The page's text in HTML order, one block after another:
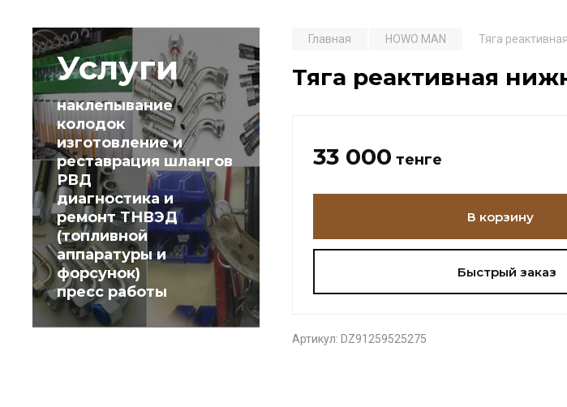
Услуги
наклепывание
колодок
изготовление и
реставрация шлангов
РВД
диагностика и
ремонт ТНВЭД
(топливной
аппаратуры и
форсунок)
пресс работы
Главная HOWO MAN Тяга
Тяга реактивная
33 000 тенге
В корзину
Быстрый заказ
Артикул: DZ91259525275